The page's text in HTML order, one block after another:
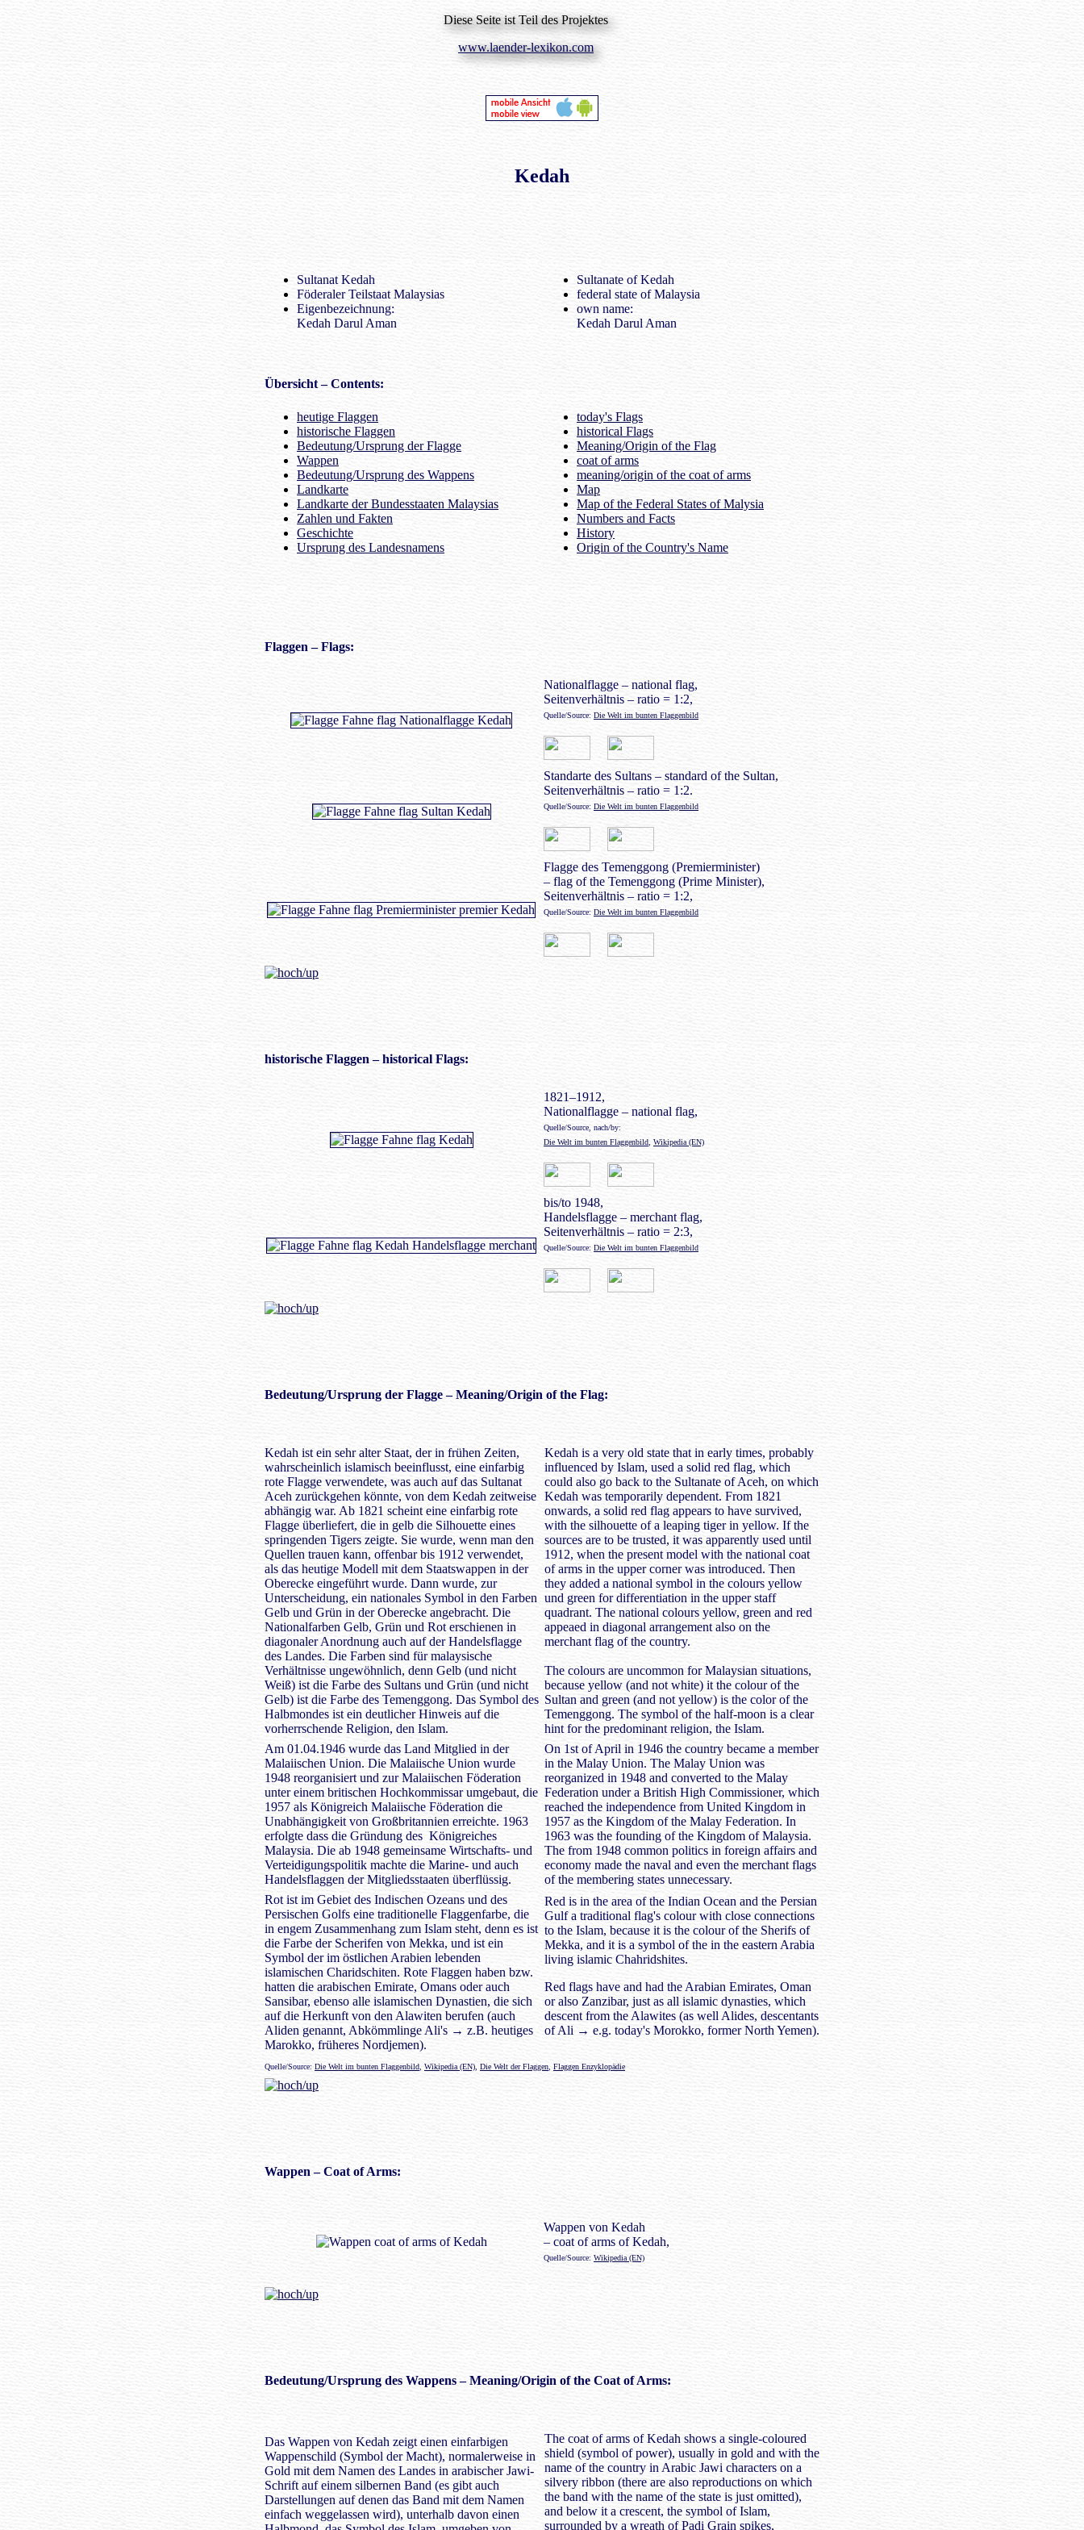
Diese Seite ist Teil des Projektes
www.laender-lexikon.com
Kedah
Sultanat Kedah
Föderaler Teilstaat Malaysias
Eigenbezeichnung:
Kedah Darul Aman
Sultanate of Kedah
federal state of Malaysia
own name:
Kedah Darul Aman
Übersicht– Contents:
heutige Flaggen
historische Flaggen
Bedeutung/Ursprung der Flagge
Wappen
Bedeutung/Ursprung des Wappens
Landkarte
Landkarte der Bundesstaaten Malaysias
Zahlen und Fakten
Geschichte
Ursprung des Landesnamens
today's Flags
historical Flags
Meaning/Origin of the Flag
coat of arms
meaning/origin of the coat of arms
Map
Map of the Federal States of Malysia
Numbers and Facts
History
Origin of the Country's Name
Flaggen – Flags:
Nationalflagge – national flag,
Seitenverhältnis – ratio = 1:2,
Quelle/Source: Die Welt im bunten Flaggenbild
Standarte des Sultans – standard of the Sultan,
Seitenverhältnis – ratio = 1:2.
Quelle/Source: Die Welt im bunten Flaggenbild
Flagge des Temenggong (Premierminister)
– flag of the Temenggong (Prime Minister),
Seitenverhältnis – ratio = 1:2,
Quelle/Source: Die Welt im bunten Flaggenbild
historische Flaggen – historical Flags:
1821–1912,
Nationalflagge – national flag,
Quelle/Source, nach/by:
Die Welt im bunten Flaggenbild Wikipedia (EN)
bis/to 1948,
Handelsflagge – merchant flag,
Seitenverhältnis – ratio = 2:3,
Quelle/Source: Die Welt im bunten Flaggenbild
Bedeutung/Ursprung der Flagge – Meaning/Origin of the Flag:
Kedah ist ein sehr alter Staat, der in frühen Zeiten,
wahrscheinlich islamisch beeinflusst, eine einfarbig
rote Flagge verwendete, was auch auf das Sultanat
Aceh zurückgehen könnte, von dem Kedah zeitweise
abhängig war. Ab 1821 scheint eine einfarbig rote
Flagge überliefert, die in gelb die Silhouette eines
springenden Tigers zeigte. Sie wurde, wenn man den
Quellen trauen kann, offenbar bis 1912 verwendet,
als das heutige Modell mit dem Staatswappen in der
Oberecke eingeführt wurde. Dann wurde, zur
Unterscheidung, ein nationales Symbol in den Farben
Gelb und Grün in der Oberecke angebracht. Die
Nationalfarben Gelb, Grün und Rot erschienen in
diagonaler Anordnung auch auf der Handelsflagge
des Landes. Die Farben sind für malaysische
Verhältnisse ungewöhnlich, denn Gelb (und nicht
Weiß) ist die Farbe des Sultans und Grün (und nicht
Gelb) ist die Farbe des Temenggong. Das Symbol des
Halbmondes ist ein deutlicher Hinweis auf die
vorherrschende Religion, den Islam.
Kedah is a very old state that in early times, probably
influenced by Islam, used a solid red flag, which
could also go back to the Sultanate of Aceh, on which
Kedah was temporarily dependent. From 1821
onwards, a solid red flag appears to have survived,
with the silhouette of a leaping tiger in yellow. If the
sources are to be trusted, it was apparently used until
1912, when the present model with the national coat
of arms in the upper corner was introduced. Then
they added a national symbol in the colours yellow
und green for differentiation in the upper staff
quadrant. The national colours yellow, green and red
appeaed in diagonal arrangement also on the
merchant flag of the country.
The colours are uncommon for Malaysian situations,
because yellow (and not white) it the colour of the
Sultan and green (and not yellow) is the color of the
Temenggong. The symbol of the half-moon is a clear
hint for the predominant religion, the Islam.
Am 01.04.1946 wurde das Land Mitglied in der
Malaiischen Union. Die Malaiische Union wurde
1948 reorganisiert und zur Malaiischen Föderation
unter einem britischen Hochkommissar umgebaut, die
1957 als Königreich Malaiische Föderation die
Unabhängigkeit von Großbritannien erreichte. 1963
erfolgte dass die Gründung des Königreiches
Malaysia. Die ab 1948 gemeinsame Wirtschafts- und
Verteidigungspolitik machte die Marine- und auch
Handelsflaggen der Mitgliedsstaaten überflüssig.
On 1st of April in 1946 the country became a member
in the Malay Union. The Malay Union was
reorganized in 1948 and converted to the Malay
Federation under a British High Commissioner, which
reached the independence from United Kingdom in
1957 as the Kingdom of the Malay Federation. In
1963 was the founding of the Kingdom of Malaysia.
The from 1948 common politics in foreign affairs and
economy made the naval and even the merchant flags
of the membering states unnecessary.
Rot ist im Gebiet des Indischen Ozeans und des
Persischen Golfs eine traditionelle Flaggenfarbe, die
in engem Zusammenhang zum Islam steht, denn es ist
die Farbe der Scherifen von Mekka, und ist ein
Symbol der im östlichen Arabien lebenden
islamischen Charidschiten. Rote Flaggen haben bzw.
hatten die arabischen Emirate, Omans oder auch
Sansibar, ebenso alle islamischen Dynastien, die sich
auf die Herkunft von den Alawiten berufen (auch
Aliden genannt, Abkömmlinge Ali's → z.B. heutiges
Marokko, früheres Nordjemen).
Red is in the area of the Indian Ocean and the Persian
Gulf a traditional flag's colour with close connections
to the Islam, because it is the colour of the Sherifs of
Mekka, and it is a symbol of the in the eastern Arabia
living islamic Chahridshites.
Red flags have and had the Arabian Emirates, Oman
or also Zanzibar, just as all islamic dynasties, which
descent from the Alawites (as well Alides, descentants
of Ali → e.g. today's Morokko, former North Yemen).
Quelle/Source: Die Welt im bunten Flaggenbild Wikipedia (EN) Die Welt der Flaggen Flaggen Enzyklopädie
Wappen – Coat of Arms:
Wappen von Kedah
– coat of arms of Kedah,
Quelle/Source: Wikipedia (EN)
Bedeutung/Ursprung des Wappens– Meaning/Origin of the Coat of Arms:
Das Wappen von Kedah zeigt einen einfarbigen
Wappenschild (Symbol der Macht), normalerweise in
Gold mit dem Namen des Landes in arabischer Jawi-
Schrift auf einem silbernen Band (es gibt auch
Darstellungen auf denen das Band mit dem Namen
einfach weggelassen wird), unterhalb davon einen
The coat of arms of Kedah shows a single-coloured
shield (symbol of power), usually in gold and with the
name of the country in Arabic Jawi characters on a
silvery ribbon (there are also reproductions on which
the band with the name of the state is just omitted),
and below it a crescent, the symbol of Islam,
surrounded by a wreath of Padi Grain spikes,